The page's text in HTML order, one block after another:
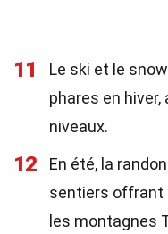
11
Le ski et le
phares en
niveaux.
12
En été, la
sentiers offrant
les montagnes